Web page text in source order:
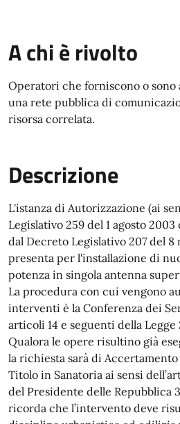
A chi è rivolto
Operatori che forniscono o
una rete pubblica di
risorsa correlata.
Descrizione
L'istanza di Autorizzazione (ai
Legislativo 259 del 1 agosto
dal Decreto Legislativo 207 del 8
presenta per l'installazione di
potenza in singola antenna
La procedura con cui vengono
interventi è la Conferenza dei
articoli 14 e seguenti della Legge
Qualora le opere risultino già
la richiesta sarà di
Titolo in Sanatoria ai sensi
del Presidente delle Repubblica
ricorda che l’intervento deve